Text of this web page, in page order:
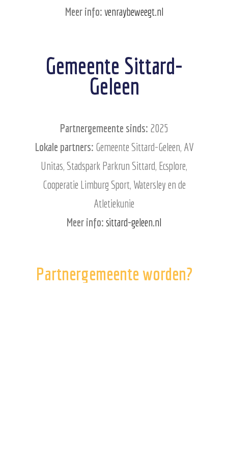
Meer info: venraybeweegt.nl
Gemeente Sittard-
Geleen
Partnergemeente sinds: 2025
Lokale partners: Gemeente Sittard-Geleen, AV
Unitas, Stadspark Parkrun Sittard, Ecsplore,
Cooperatie Limburg Sport, Watersley en de
Atletiekunie
Meer info: sittard-geleen.nl
Partnergemeente worden?